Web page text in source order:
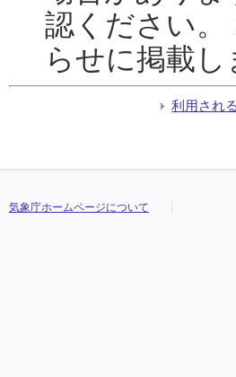
認ください。
らせに掲載し
利用され
気象庁ホームページについて